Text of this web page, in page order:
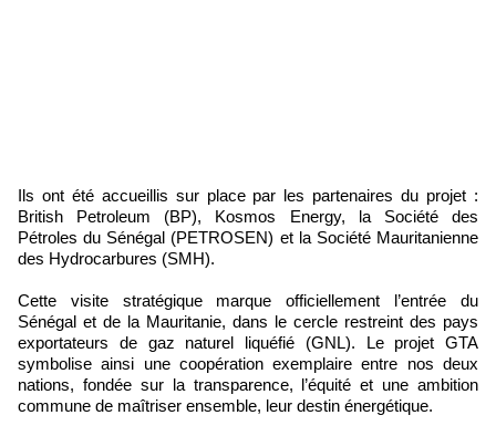
Ils ont été accueillis sur place par les partenaires du projet :
British Petroleum (BP), Kosmos Energy, la Société des
Pétroles du Sénégal (PETROSEN) et la Société Mauritanienne
des Hydrocarbures (SMH).
Cette visite stratégique marque officiellement l’entrée du
Sénégal et de la Mauritanie, dans le cercle restreint des pays
exportateurs de gaz naturel liquéfié (GNL). Le projet GTA
symbolise ainsi une coopération exemplaire entre nos deux
nations, fondée sur la transparence, l’équité et une ambition
commune de maîtriser ensemble, leur destin énergétique.